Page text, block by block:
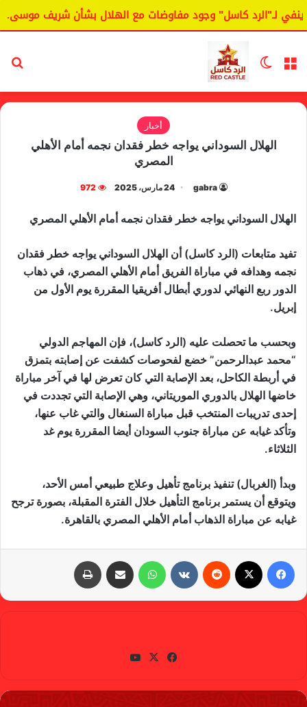
لـ"الرد كاسل" وجود مفاوضات مع الهلال بشأن شريف موسى.
القائمة الوضع المظلم
أخبار
الهلال السوداني يواجه خطر فقدان نجمه أمام الأهلي
المصري
gabra 24 مارس، 2025 972
الهلال السوداني يواجه خطر فقدان نجمه أمام الأهلي المصري
تفيد متابعات (الرد كاسل) أن الهلال السوداني يواجه خطر فقدان
نجمه وهدافه في مباراة الفريق أمام الأهلي المصري، في ذهاب
الدور ربع النهائي لدوري أبطال أفريقيا المقررة يوم الأول من
إبريل.
وبحسب ما تحصلت عليه (الرد كاسل)، فإن المهاجم الدولي
“محمد عبدالرحمن” خضع لفحوصات كشفت عن إصابته بتمزق
في أربطة الكاحل، بعد الإصابة التي كان تعرض لها في آخر مباراة
خاضها الهلال بالدوري الموريتاني، وهي الإصابة التي تجددت في
إحدى تدريبات المنتخب قبل مباراة السنغال والتي غاب عنها،
وتأكد غيابه عن مباراة جنوب السودان أيضا المقررة يوم غد
الثلاثاء.
وبدأ (الغربال) تنفيذ برنامج تأهيل وعلاج طبيعي أمس الأحد،
ويتوقع أن يستمر برنامج التأهيل خلال الفترة المقبلة، بصورة ترجح
غيابه عن مباراة الذهاب أمام الأهلي المصري بالقاهرة.
واتساب
في
وك
X